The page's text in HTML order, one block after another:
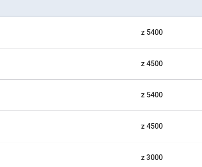
z 5400
z 4500
z 5400
z 4500
z 3000